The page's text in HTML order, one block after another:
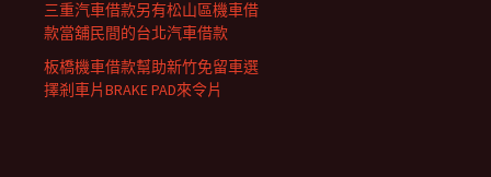
三重汽車借款另有松山區機車借
款當舖民間的台北汽車借款
板橋機車借款幫助新竹免留車選
擇剎車片BRAKE PAD來令片